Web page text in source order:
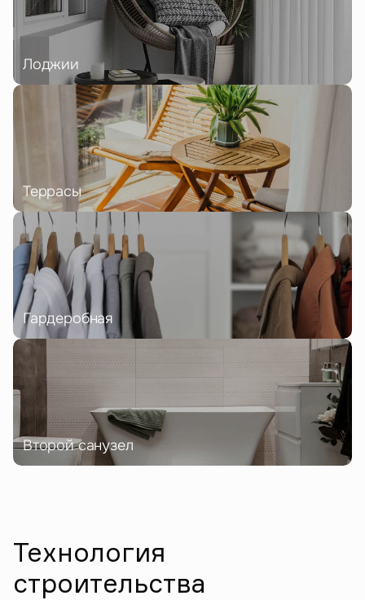
Лоджии
Террасы
Гардеробная
Второй санузел
Технология
строительства